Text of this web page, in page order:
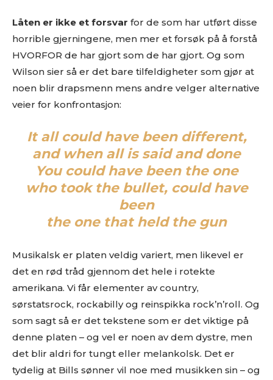
Låten er ikke et forsvar for de som har utført disse
horrible gjerningene, men mer et forsøk på å forstå
HVORFOR de har gjort som de har gjort. Og som
Wilson sier så er det bare tilfeldigheter som gjør at
noen blir drapsmenn mens andre velger alternative
veier for konfrontasjon:
It all could have been different,
and when all is said and done
You could have been the one
who took the bullet, could have
been
the one that held the gun
Musikalsk er platen veldig variert, men likevel er
det en rød tråd gjennom det hele i rotekte
amerikana. Vi får elementer av country,
sørstatsrock, rockabilly og reinspikka rock’n’roll. Og
som sagt så er det tekstene som er det viktige på
denne platen – og vel er noen av dem dystre, men
det blir aldri for tungt eller melankolsk. Det er
tydelig at Bills sønner vil noe med musikken sin – og